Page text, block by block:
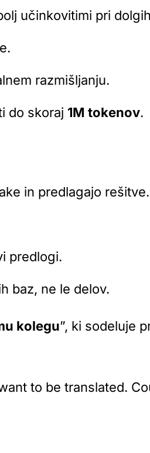
učinkovitimi pri
razmišljanju.
do skoraj 1M tokenov.
in predlagajo rešitve.
predlogi.
baz, ne le delov.
kolegu”, ki sodeluje
to be translated.